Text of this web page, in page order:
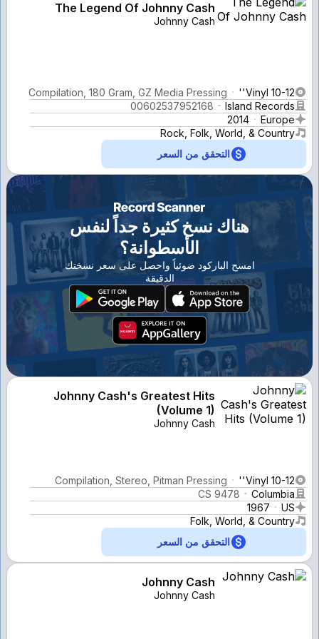
The Legend Of Johnny Cash
Johnny Cash
Vinyl 10-12''
Compilation, 180 Gram, GZ Media Pressing
Island Records
00602537952168
Europe
2014
Rock, Folk, World, & Country
التحقق من السعر
هناك نسخ كثيرة جداً لنفس
الأسطوانة؟
امسح الباركود ضوئياً واحصل على سعر نسختك
الدقيقة
Johnny Cash's Greatest Hits
(Volume 1)
Johnny Cash
Vinyl 10-12''
Compilation, Stereo, Pitman Pressing
Columbia
CS 9478
US
1967
Folk, World, & Country
التحقق من السعر
Johnny Cash
Johnny Cash